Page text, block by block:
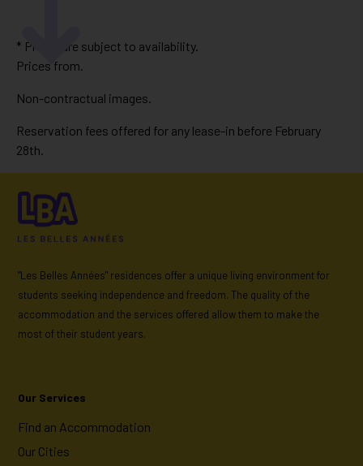
* Prices are subject to availability.
Prices from.
Non-contractual images.
Reservation fees offered for any lease-in before February
28th.
"Les Belles Années" residences offer a unique living environment for
students seeking independence and freedom. The quality of the
accommodation and the services offered allow them to make the
most of their student years.
Our Services
Find an Accommodation
Our Cities